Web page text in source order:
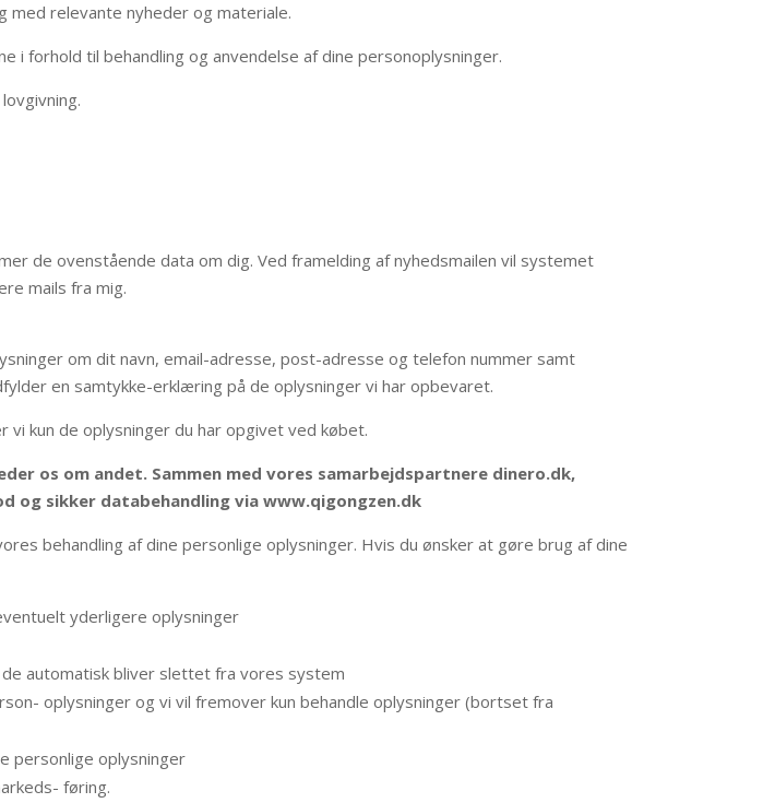
med relevante nyheder og materiale.
forhold til behandling og anvendelse af dine personoplysninger.
de ovenstående data om dig. Ved framelding af nyhedsmailen vil systemet
mails fra mig.
om dit navn, email-adresse, post-adresse og telefon nummer samt
en samtykke-erklæring på de oplysninger vi har opbevaret.
kun de oplysninger du har opgivet ved købet.
os om andet. Sammen med vores samarbejdspartnere dinero.dk,
og sikker databehandling via www.qigongzen.dk
behandling af dine personlige oplysninger. Hvis du ønsker at gøre brug af dine
yderligere oplysninger
automatisk bliver slettet fra vores system
oplysninger og vi vil fremover kun behandle oplysninger (bortset fra
personlige oplysninger
føring.